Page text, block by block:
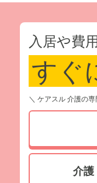
入居や費
すぐ
＼ ケアスル 介護の
介護